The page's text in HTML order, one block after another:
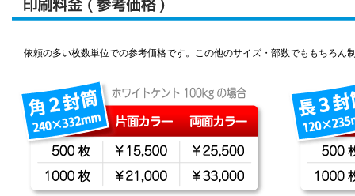
依頼の多い枚数単位での参考価格です。この他のサイズ・部数でももちろん